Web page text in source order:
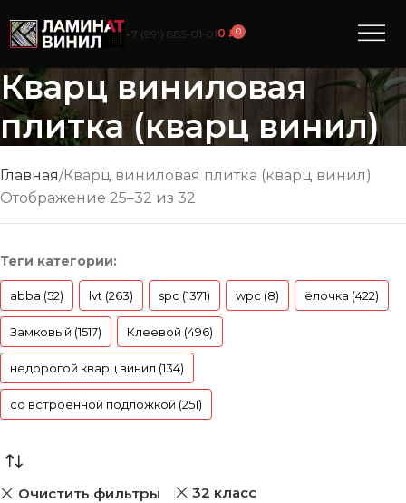
+7 (991) 885‑01‑010₽0
Кварц виниловая
плитка (кварц винил)
Главная Кварц виниловая плитка (кварц винил)
Отображение 25–32 из 32
Теги категории:
abba (52) lvt (263) spc (1371) wpc (8) ёлочка (422)
Замковый (1517) Клеевой (496)
недорогой кварц винил (134)
со встроенной подложкой (251)
Очистить фильтры 32 класс